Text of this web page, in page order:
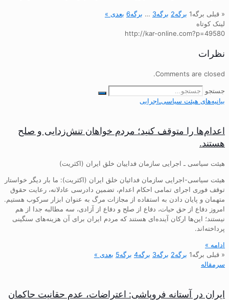
« قبلی برگه1 برگه2 برگه3
… برگه6 بعدی »
لینک کوتاه
http://kar-online.com?p=49580
نظرات
Comments are closed.
جستجو
بیانیه‌های هیئت‌ سیاسی‌ـ‌اجرایی
اعدام‌ها را متوقف کنید؛ مردم خواهان تنش‌زدایی و صلح
هستند.
هیئت سیاسی ـ اجرایی سازمان فداییان خلق ایران (اکثریت)
هیئت سیاسی-اجرایی سازمان فدائیان خلق ایران (اکثریت): ما بار دیگر خواستار
توقف فوری اجرای تمامی احکام اعدام، تضمین دادرسی عادلانه، رعایت حقوق
متهمان و پایان دادن به استفاده از مجازات مرگ به عنوان ابزار سرکوب هستیم.
امروز دفاع از حق حیات، دفاع از صلح و دفاع از آزادی، سه مطالبه جدا از هم
نیستند؛ این‌ها ارکان آینده‌ای هستند که مردم ایران برای آن هزینه‌های سنگینی
پرداخته‌اند.
ادامه »
« قبلی برگه1 برگه2 برگه3 برگه4 برگه5 بعدی »
سرمقاله
ایران در آستانه فروپاشی: اعتراضات، عدم حقانیت حاکمان